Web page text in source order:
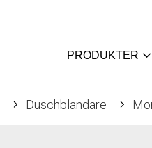
PRODUKTER
Duschblandare